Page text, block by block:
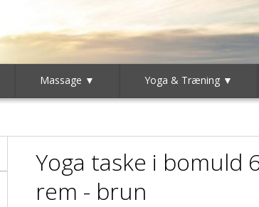
Massage ▼ Yoga & Træning ▼
Yoga taske i bomuld
rem - brun